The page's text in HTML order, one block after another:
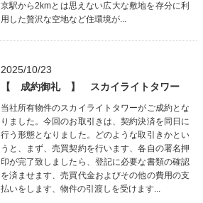
京駅から2kmとは思えない広大な敷地を存分に利
用した贅沢な空地など住環境が...
2025/10/23
【 成約御礼 】 スカイライトタワー
当社所有物件のスカイライトタワーがご成約とな
りました。今回のお取引きは、契約決済を同日に
行う形態となりました。どのような取引きかとい
うと、まず、売買契約を行います、各自の署名押
印が完了致しましたら、登記に必要な書類の確認
を済ませます、売買代金およびその他の費用の支
払いをします、物件の引渡しを受けます...